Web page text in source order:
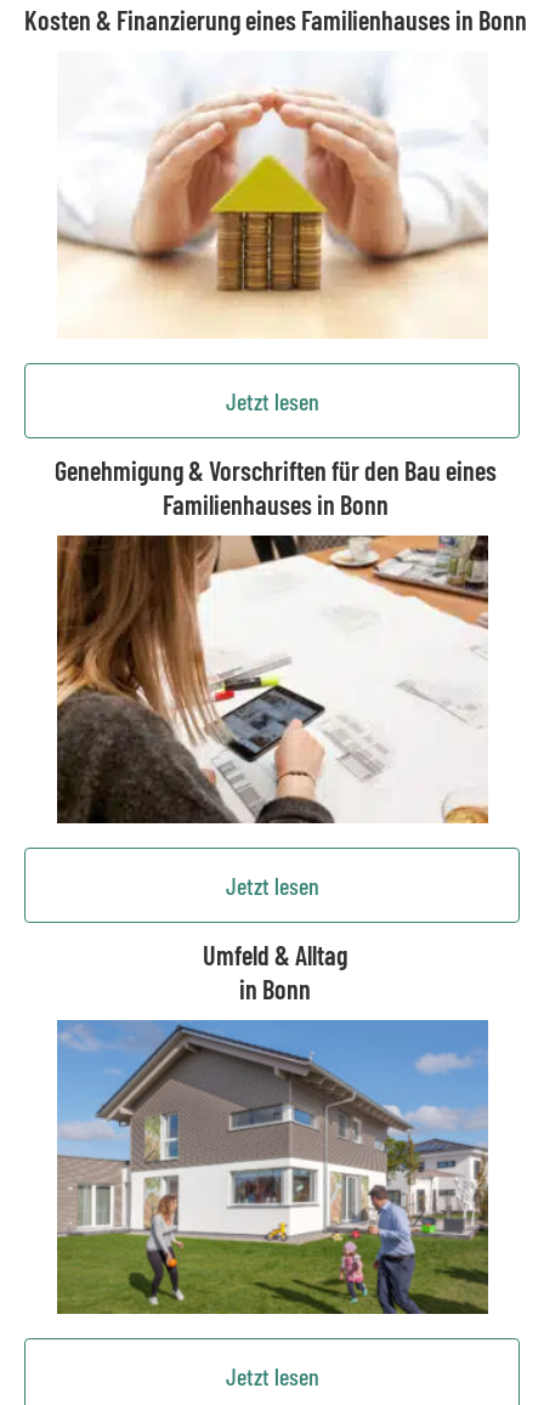
Kosten & Finanzierung eines Familienhauses in Bonn
Jetzt lesen
Genehmigung & Vorschriften für den Bau eines
Familienhauses in Bonn
Jetzt lesen
Umfeld & Alltag
in Bonn
Jetzt lesen